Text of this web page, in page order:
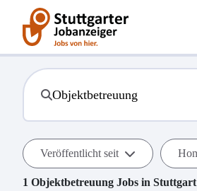
Veröffentlicht seit
1 Objektbetreuung Jobs in Stuttgart